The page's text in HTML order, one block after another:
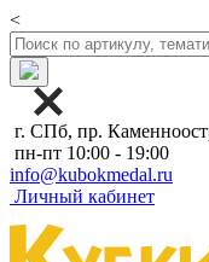
<
г. СПб, пр.
пн-пт 10:00 - 19:00
info@kubokmedal.ru
Личный кабинет